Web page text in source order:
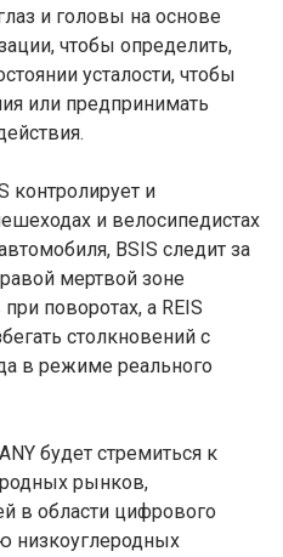
и головы на основе
чтобы определить,
усталости, чтобы
или предпринимать
контролирует и
и велосипедистах
BSIS следит за
мертвой зоне
поворотах, а REIS
столкновений с
в режиме реального
будет стремиться к
рынков,
в области цифрового
низкоуглеродных